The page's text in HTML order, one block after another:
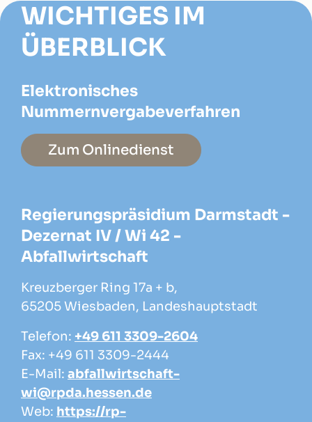
WICHTIGES IM
ÜBERBLICK
Elektronisches
Nummernvergabeverfahren
Zum Onlinedienst
Regierungspräsidium Darmstadt -
Dezernat IV / Wi 42 -
Abfallwirtschaft
Kreuzberger Ring 17a + b,
65205 Wiesbaden, Landeshauptstadt
Telefon: +49 611 3309-2604
Fax: +49 611 3309-2444
E-Mail: abfallwirtschaft-
wi@rpda.hessen.de
Web: https://rp-